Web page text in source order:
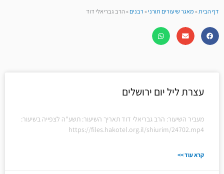
דף הבית»מאגר שיעורים תורני»רבנים»הרב גבריאלי דוד
עצרת ליל יום ירושלים
מעביר השיעור: הרב גבריאלי דוד תאריך השיעור: תשע"ה לצפייה בשיעור:
https://files.hakotel.org.il/shiurim/24702.mp4
קרא עוד >>